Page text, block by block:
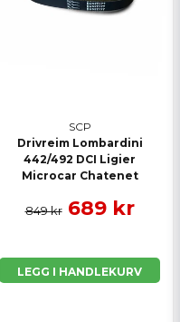
SCP
Drivreim Lombardini
442/492 DCI Ligier
Microcar Chatenet
849 kr 689 kr
LEGG I HANDLEKURV